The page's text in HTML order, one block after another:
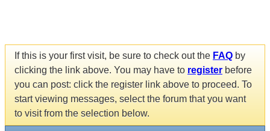
If this is your first visit, be sure to check out the FAQ by
clicking the link above. You may have to register before
you can post: click the register link above to proceed. To
start viewing messages, select the forum that you want
to visit from the selection below.